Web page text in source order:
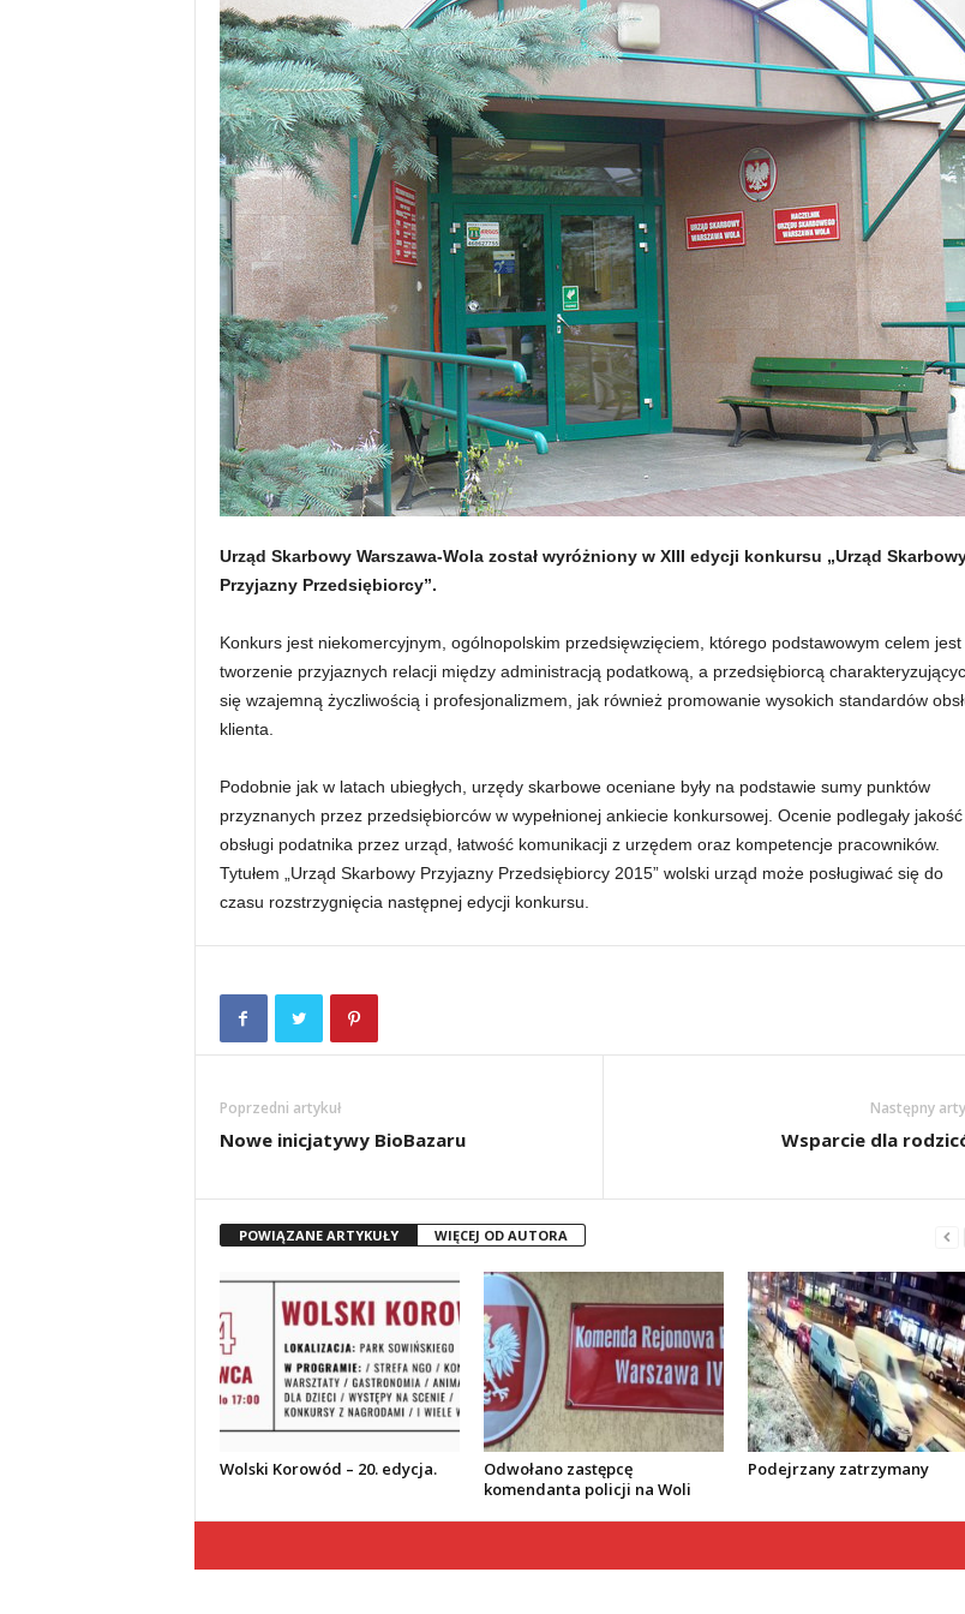
Urząd Skarbowy Warszawa-Wola został wyróżniony w XIII edycji konkursu „Urząd
Przyjazny Przedsiębiorcy”.
Konkurs jest niekomercyjnym, ogólnopolskim przedsięwzięciem, którego podstawowym celem jest
tworzenie przyjaznych relacji między administracją podatkową, a przedsiębiorcą
się wzajemną życzliwością i profesjonalizmem, jak również promowanie wysokich standardów
klienta.
Podobnie jak w latach ubiegłych, urzędy skarbowe oceniane były na podstawie sumy punktów
przyznanych przez przedsiębiorców w wypełnionej ankiecie konkursowej. Ocenie podlegały jakość
obsługi podatnika przez urząd, łatwość komunikacji z urzędem oraz kompetencje pracowników.
Tytułem „Urząd Skarbowy Przyjazny Przedsiębiorcy 2015” wolski urząd może posługiwać się do
czasu rozstrzygnięcia następnej edycji konkursu.
Poprzedni artykuł
Nowe inicjatywy BioBazaru
Następny
Wsparcie dla
POWIĄZANE ARTYKUŁY WIĘCEJ OD AUTORA
Wolski Korowód – 20. edycja.
Odwołano zastępcę
komendanta policji na Woli
Podejrzany zatrzymany